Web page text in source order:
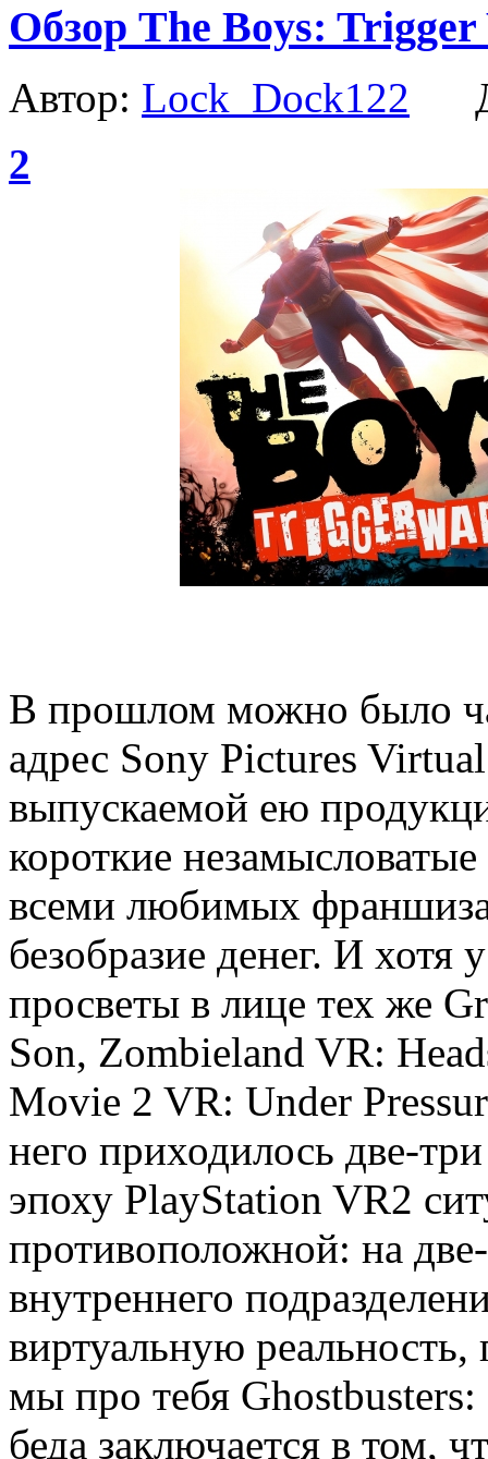
Обзор The Boys:
Автор: Lock_Dock122
2
В прошлом можно было
адрес Sony Pictures
выпускаемой ею
короткие
всеми любимых
безобразие денег. И хотя
просветы в лице тех же
Son, Zombieland VR:
Movie 2 VR: Under
него приходилось две-
эпоху PlayStation VR2
противоположной: на
внутреннего
виртуальную
мы про тебя
беда заключается в том,